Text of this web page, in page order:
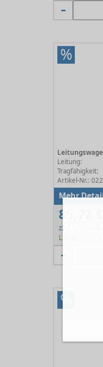
%
Leitung:
Tragfähigkeit:
Artikel-Nr.:
Mehr
85,72 €
zzgl.
Lieferzeit: ca.
%